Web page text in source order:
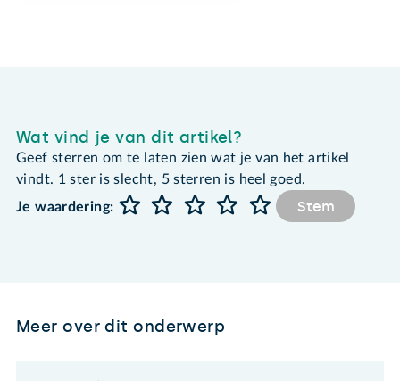
Wat vind je van dit artikel?
Geef sterren om te laten zien wat je van het artikel
vindt. 1 ster is slecht, 5 sterren is heel goed.
Je waardering:
Stem
Meer over dit onderwerp